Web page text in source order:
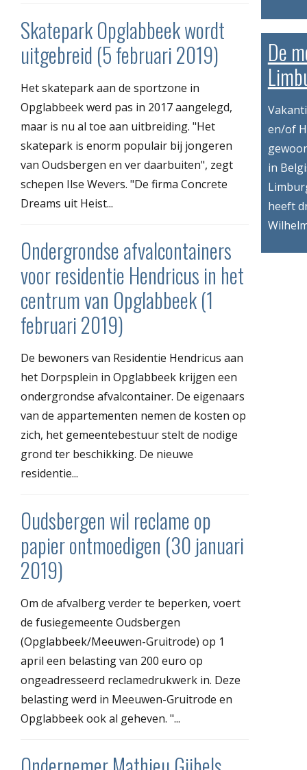
Skatepark Opglabbeek wordt
uitgebreid (5 februari 2019)
Het skatepark aan de sportzone in
Opglabbeek werd pas in 2017 aangelegd,
maar is nu al toe aan uitbreiding. "Het
skatepark is enorm populair bij jongeren
van Oudsbergen en ver daarbuiten", zegt
schepen Ilse Wevers. "De firma Concrete
Dreams uit Heist...
Ondergrondse afvalcontainers
voor residentie Hendricus in het
centrum van Opglabbeek (1
februari 2019)
De bewoners van Residentie Hendricus aan
het Dorpsplein in Opglabbeek krijgen een
ondergrondse afvalcontainer. De eigenaars
van de appartementen nemen de kosten op
zich, het gemeentebestuur stelt de nodige
grond ter beschikking. De nieuwe
residentie...
Oudsbergen wil reclame op
papier ontmoedigen (30 januari
2019)
Om de afvalberg verder te beperken, voert
de fusiegemeente Oudsbergen
(Opglabbeek/Meeuwen-Gruitrode) op 1
april een belasting van 200 euro op
ongeadresseerd reclamedrukwerk in. Deze
belasting werd in Meeuwen-Gruitrode en
Opglabbeek ook al geheven. "...
De
en/of
in
heeft